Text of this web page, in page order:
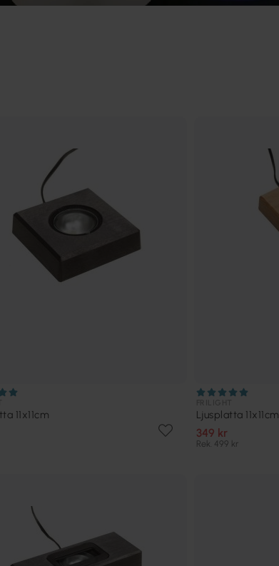
11x11cm Ljusplatta 11x11cm
349 kr
Rek. 499 kr